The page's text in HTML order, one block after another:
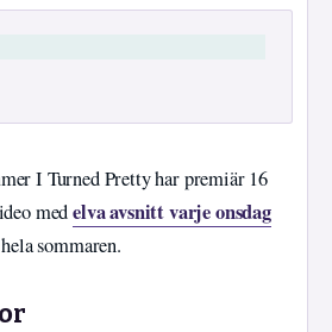
I Turned Pretty har premiär 16
medelva avsnitt varje onsdag
sommaren.